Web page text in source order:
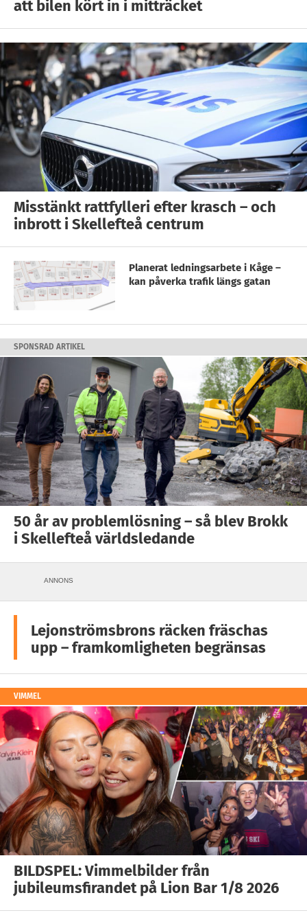
att bilen kört in i mitträcket
Misstänkt rattfylleri efter krasch – och
inbrott i Skellefteå centrum
Planerat ledningsarbete i Kåge –
kan påverka trafik längs gatan
SPONSRAD ARTIKEL
50 år av problemlösning – så blev Brokk
i Skellefteå världsledande
ANNONS
Lejonströmsbrons räcken fräschas
upp – framkomligheten begränsas
VIMMEL
BILDSPEL: Vimmelbilder från
jubileumsfirandet på Lion Bar 1/8 2026